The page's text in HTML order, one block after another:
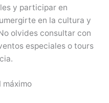
y participar en
en la cultura y
olvides consultar con
especiales o tours
máximo